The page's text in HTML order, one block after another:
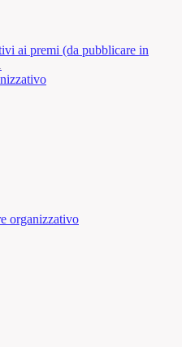
ai premi (da pubblicare in
organizzativo